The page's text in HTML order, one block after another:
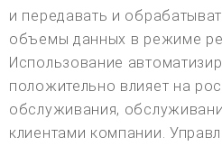
и передавать и
объемы данных в режиме
Использование
положительно влияет на
обслуживания,
клиентами компании.